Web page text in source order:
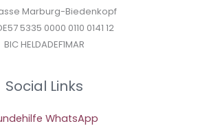
Marburg-Biedenkopf
5335 0000 0110 0141 12
BIC HELDADEF1MAR
Social Links
WhatsApp